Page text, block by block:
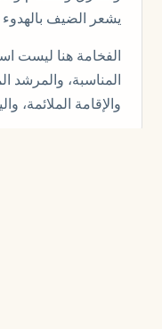
يشعر الضيف
الفخامة هنا ليست
المناسبة، والمرشد
والإقامة الملائمة،